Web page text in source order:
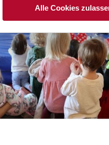
Alle Cookies